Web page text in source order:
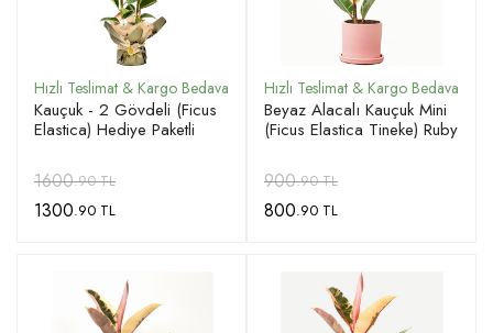
Kauçuk - 2 Gövdeli (Ficus
Elastica) Hediye Paketli
1600.90 TL
1300.90 TL
Beyaz Alacalı Kauçuk Mini
(Ficus Elastica Tineke) Ruby
900.90 TL
800.90 TL